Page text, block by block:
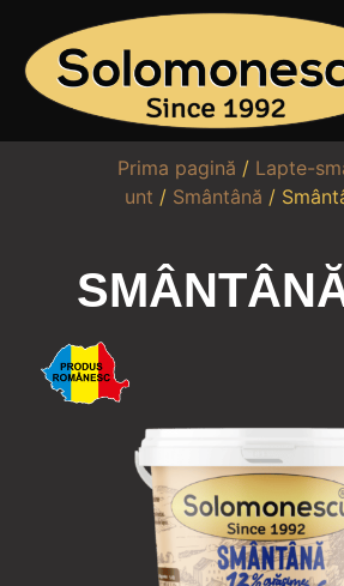
Prima pagină / Lapte-
unt / Smântână /